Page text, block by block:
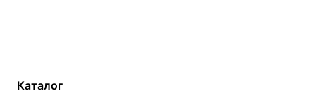
Каталог